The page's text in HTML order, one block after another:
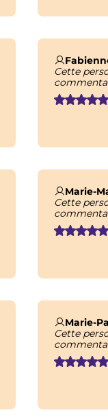
Cette
Marie-
Cette
Marie-
Cette